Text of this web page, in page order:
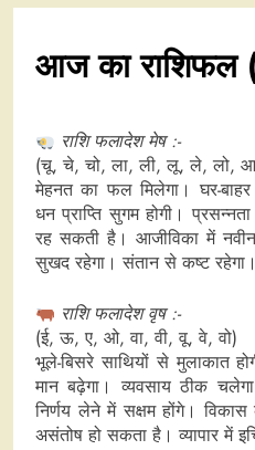
आज का
राशि फलादेश मेष :-
(चू, चे, चो, ला, ली, लू, ले, लो,
मेहनत का फल मिलेगा। घर-
धन प्राप्ति सुगम होगी।
रह सकती है। आजीविका में नवीन
सुखद रहेगा। संतान से कष्ट रहेगा।
राशि फलादेश वृष :-
(ई, ऊ, ए, ओ, वा, वी, वू, वे, वो)
भूले-बिसरे साथियों से मुलाकात
मान बढ़ेगा। व्यवसाय ठीक
निर्णय लेने में सक्षम होंगे।
असंतोष हो सकता है। व्यापार में